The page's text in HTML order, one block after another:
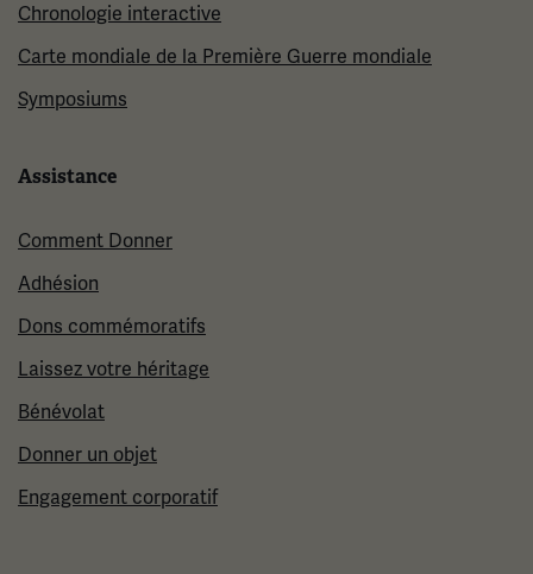
Chronologie interactive
Carte mondiale de la Première Guerre mondiale
Symposiums
Assistance
Comment Donner
Adhésion
Dons commémoratifs
Laissez votre héritage
Bénévolat
Donner un objet
Engagement corporatif